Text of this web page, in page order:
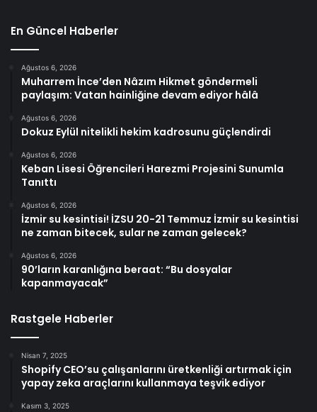
En Güncel Haberler
Ağustos 6, 2026
Muharrem İnce’den Nâzım Hikmet göndermeli
paylaşım: Vatan hainliğine devam ediyor hâlâ
Ağustos 6, 2026
Dokuz Eylül nitelikli hekim kadrosunu güçlendirdi
Ağustos 6, 2026
Keban Lisesi Öğrencileri Harezmi Projesini Sunumla
Tanıttı
Ağustos 6, 2026
İzmir su kesintisi! İZSU 20-21 Temmuz İzmir su kesintisi
ne zaman bitecek, sular ne zaman gelecek?
Ağustos 6, 2026
90’ların karanlığına beraat: “Bu dosyalar
kapanmayacak”
Rastgele Haberler
Nisan 7, 2025
Shopify CEO’su çalışanlarını üretkenliği artırmak için
yapay zeka araçlarını kullanmaya teşvik ediyor
Kasım 3, 2025